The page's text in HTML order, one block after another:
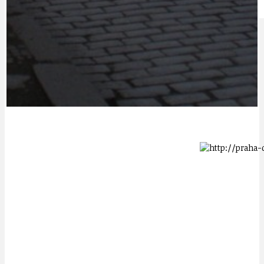
IDEAL LUX OSOBNOST